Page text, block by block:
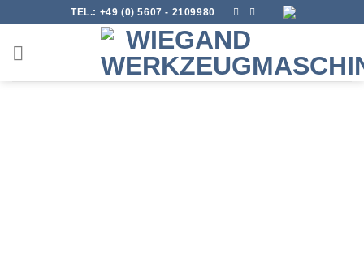
content
TEL.: +49 (0) 5607 - 2109980